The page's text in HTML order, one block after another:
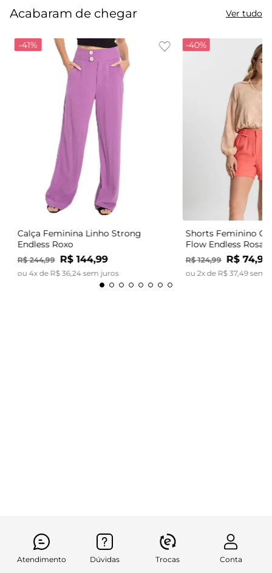
Acabaram de chegar Ver tudo
-41%
Calça Feminina Linho Strong
Endless Roxo
R$ 244,99 R$ 144,99
ou 4x de R$ 36, 24sem juros
-40%
Shorts Feminino
Flow Endless Rosa
R$ 124,99 R$ 74,99
ou 2x de R$ 37,49sem
Atendimento Dúvidas Trocas Conta